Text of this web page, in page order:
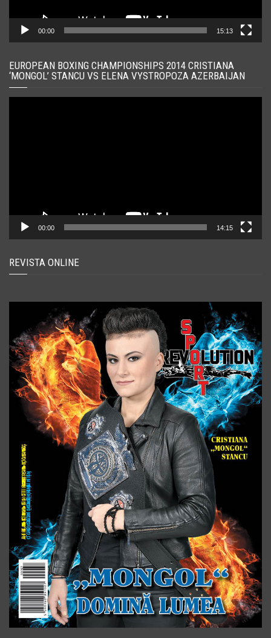
00:00 15:13
EUROPEAN BOXING CHAMPIONSHIPS 2014 CRISTIANA
‘MONGOL’ STANCU VS ELENA VYSTROPOZA AZERBAIJAN
00:00 14:15
REVISTA ONLINE